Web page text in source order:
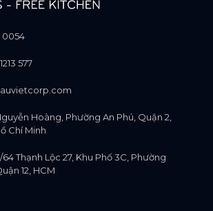
0054
577
Hoàng, Phường An Phú, Quận 2,
Chí Minh
64 Thạnh Lộc 27, Khu Phố 3C, Phường
12, HCM